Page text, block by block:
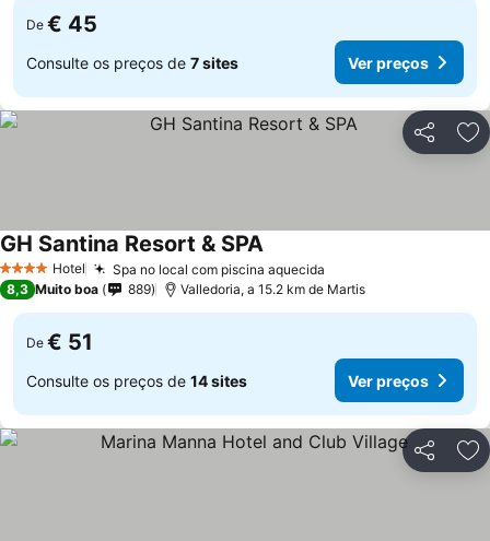
De € 45
Consulte os preços de 7 sites Ver preços
Partilhar
4 EstrelasHotel Spa no local com piscina aquecida
GH Santina Resort & SPA
8,3 Muito boa 889 Valledoria, a 15.2 km de Martis
De € 51
Consulte os preços de 14 sites Ver preços
Partilhar